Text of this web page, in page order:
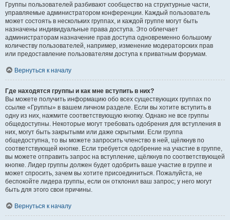
Группы пользователей разбивают сообщество на структурные части,
управляемые администратором конференции. Каждый пользователь
может состоять в нескольких группах, и каждой группе могут быть
назначены индивидуальные права доступа. Это облегчает
администраторам назначение прав доступа одновременно большому
количеству пользователей, например, изменение модераторских прав
или предоставление пользователям доступа к приватным форумам.
Вернуться к началу
Где находятся группы и как мне вступить в них?
Вы можете получить информацию обо всех существующих группах по
ссылке «Группы» в вашем личном разделе. Если вы хотите вступить в
одну из них, нажмите соответствующую кнопку. Однако не все группы
общедоступны. Некоторые могут требовать одобрения для вступления в
них, могут быть закрытыми или даже скрытыми. Если группа
общедоступна, то вы можете запросить членство в ней, щёлкнув по
соответствующей кнопке. Если требуется одобрение на участие в группе,
вы можете отправить запрос на вступление, щёлкнув по соответствующей
кнопке. Лидер группы должен будет одобрить ваше участие в группе и
может спросить, зачем вы хотите присоединиться. Пожалуйста, не
беспокойте лидера группы, если он отклонил ваш запрос; у него могут
быть для этого свои причины.
Вернуться к началу